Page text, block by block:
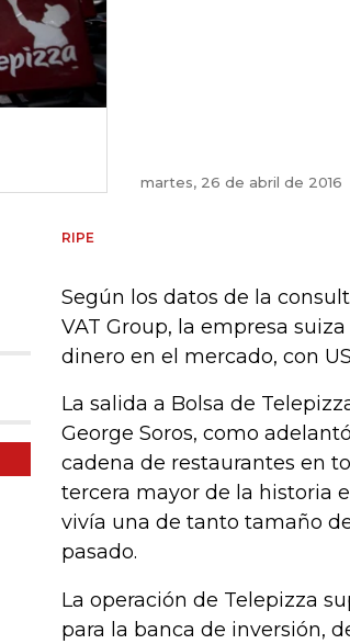
martes, 26 de abril de 2016
RIPE
Según los datos de la
VAT Group, la empresa
dinero en el mercado, con
La salida a Bolsa de
George Soros, como
cadena de restaurantes en
tercera mayor de la historia
vivía una de tanto tamaño
pasado.
La operación de Telepizza
para la banca de inversión,